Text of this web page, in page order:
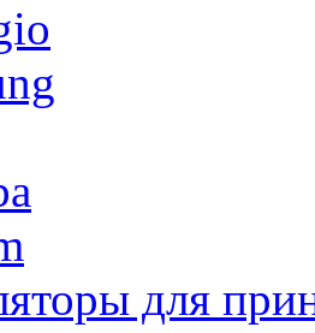
для